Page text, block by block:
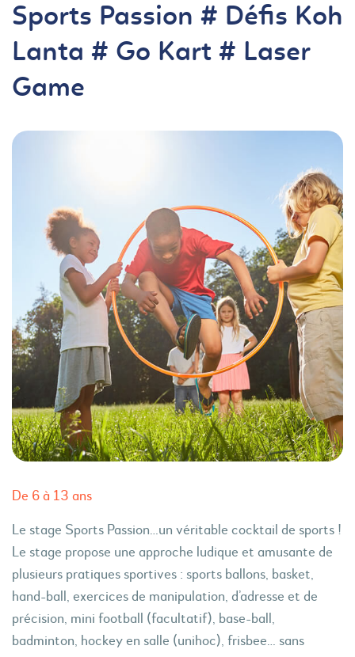
Sports Passion # Défis Koh
Lanta # Go Kart # Laser
Game
De 6 à 13 ans
Le stage Sports Passion…un véritable cocktail de sports !
Le stage propose une approche ludique et amusante de
plusieurs pratiques sportives : sports ballons, basket,
hand-ball, exercices de manipulation, d’adresse et de
précision, mini football (facultatif), base-ball,
badminton, hockey en salle (unihoc), frisbee… sans